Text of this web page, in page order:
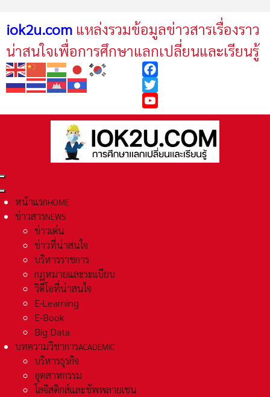
iok2u.com แหล่งรวมข้อมูลข่าวสารเรื่องราว
น่าสนใจเพื่อการศึกษาแลกเปลี่ยนและเรียนรู้
Facebook
Twitter
YouTube
หน้าแรกHOME
ข่าวสารNEWS
ข่าวเด่น
ข่าวที่น่าสนใจ
บริหารราชการ
กฏหมายและระเเบียบ
วิดีโอที่น่าสนใจ
E-Learning
E-Book
Big Data
บทความวิชาการACADEMIC
บริหารธุรกิจ
อุตสาหกรรม
โลจิสติกส์และชัพพลายเชน